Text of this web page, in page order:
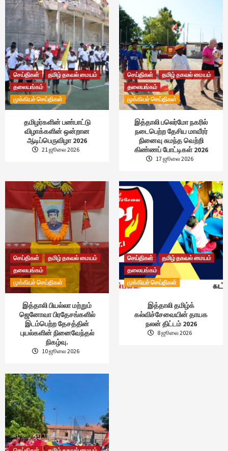
செய்திகள்
தமிழ் தகவல் மையம்
தலையங்கம்
முக்கியச் செய்திகள்
தமிழர்களின் பண்பாட்டு
விழாக்களின் ஒன்றான
ஆடிப்பெருவிழா 2026
21 ஜூலை 2026
செய்திகள்
தமிழ் தகவல் மையம்
தலையங்கம்
முக்கியச் செய்திகள்
இத்தாலி பலெர்மோ நகரில்
நடைபெற்ற தேசிய மாவீரர்
நினைவு சுமந்த வெற்றி
கிண்ணப் போட்டிகள் 2026
17 ஜூலை 2026
செய்திகள்
தமிழ் தகவல் மையம்
தலையங்கம்
முக்கியச் செய்திகள்
இத்தாலி பியல்லா மற்றும்
ஜெனோவா பிரதேசங்களில்
இடம்பெற்ற தேசத்தின்
புயல்களின் நினைவேந்தல்
நிகழ்வு.
10 ஜூலை 2026
செய்திகள்
தமிழ் தகவல் மையம்
தலையங்கம்
முக்கியச் செய்திகள்
இத்தாலி தமிழ்க்
கல்விச்சேவையின் தாயக
நலன் திட்டம் 2026
8 ஜூலை 2026